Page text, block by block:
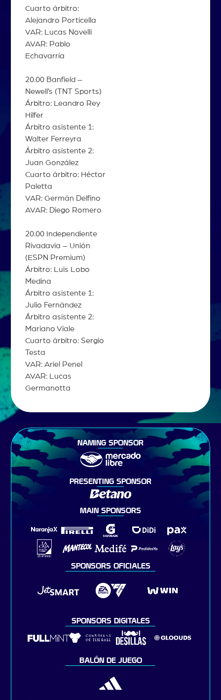
Cuarto árbitro:
Alejandro Porticella
VAR: Lucas Novelli
AVAR: Pablo
Echavarría
20.00 Banfield –
Newell’s (TNT Sports)
Árbitro: Leandro Rey
Hilfer
Árbitro asistente 1:
Walter Ferreyra
Árbitro asistente 2:
Juan González
Cuarto árbitro: Héctor
Paletta
VAR: Germán Delfino
AVAR: Diego Romero
20.00 Independiente
Rivadavia – Unión
(ESPN Premium)
Árbitro: Luis Lobo
Medina
Árbitro asistente 1:
Julio Fernández
Árbitro asistente 2:
Mariano Viale
Cuarto árbitro: Sergio
Testa
VAR: Ariel Penel
AVAR: Lucas
Germanotta
NAMING SPONSOR
PRESENTING SPONSOR
MAIN SPONSORS
SPONSORS OFICIALES
SPONSORS DIGITALES
BALÓN DE JUEGO